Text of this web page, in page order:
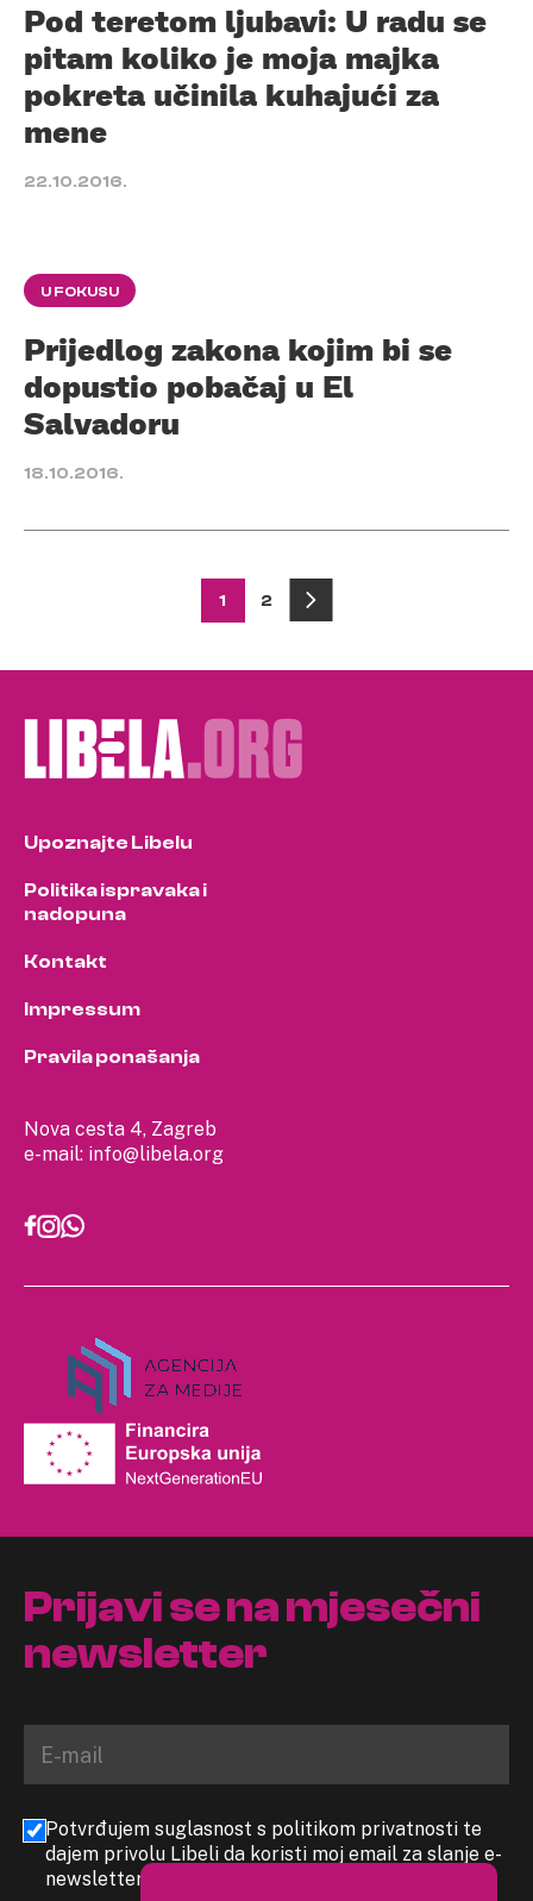
Pod teretom ljubavi: U radu se
pitam koliko je moja majka
pokreta učinila kuhajući za
mene
22.10.2016.
U FOKUSU
Prijedlog zakona kojim bi se
dopustio pobačaj u El
Salvadoru
18.10.2016.
pagination
1 2
Nova cesta 4, Zagreb
e-mail: info@libela.org
Upoznajte Libelu
Politika ispravaka i
nadopuna
Kontakt
Impressum
Pravila ponašanja
Prijavi se na mjesečni
newsletter
Potvrđujem suglasnost s politikom privatnosti te
dajem privolu Libeli da koristi moj email za slanje e-
newslettera